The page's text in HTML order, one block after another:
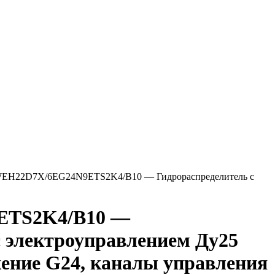
6EG24N9ETS2K4/B10 — Гидрораспределитель с
B10 —
Ду25
G24, каналы управления